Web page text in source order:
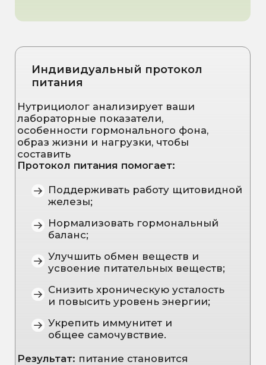
Утренние зарядки и
Медитации для снижения
мышц и иммунитета
Подбор витаминов и
Простые и вкусные рецепты
для здоровья
Лекции и лайфхаки от экспертов
Результат:
здоровья и стабильного уровня
Чат
единомышленников и
поддержка врачей
Подключение к Клубу Биохакинга:
формирование ежедневных
поддержке гормонального баланса
Составление нутрициологом
Прохождение курса капельниц